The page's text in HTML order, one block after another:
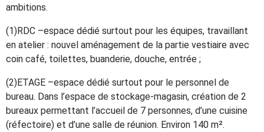
ambitions.
(1)RDC –espace dédié surtout pour les équipes, travaillant
en atelier : nouvel aménagement de la partie vestiaire avec
coin café, toilettes, buanderie, douche, entrée ;
(2)ETAGE –espace dédié surtout pour le personnel de
bureau. Dans l’espace de stockage-magasin, création de 2
bureaux permettant l’accueil de 7 personnes, d’une cuisine
(réfectoire) et d’une salle de réunion. Environ 140 m².